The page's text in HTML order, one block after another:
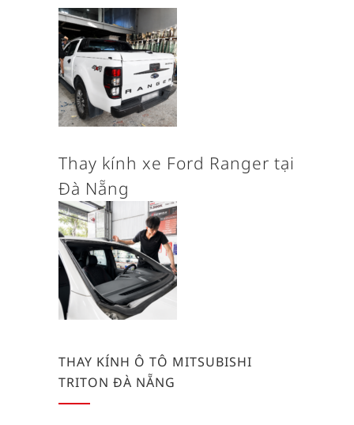
Thay kính xe Ford Ranger tại
Đà Nẵng
THAY KÍNH Ô TÔ MITSUBISHI
TRITON ĐÀ NẴNG